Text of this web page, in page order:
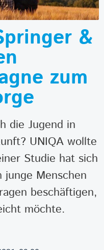
&
zum
die Jugend in
UNIQA wollte
Studie hat sich
junge Menschen
beschäftigen,
möchte.